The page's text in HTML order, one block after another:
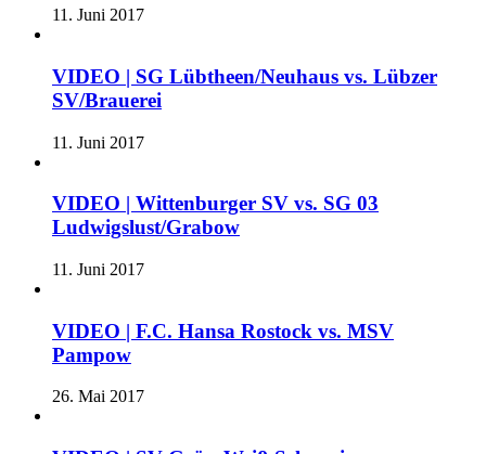
11. Juni 2017
VIDEO | SG Lübtheen/Neuhaus vs. Lübzer
SV/Brauerei
11. Juni 2017
VIDEO | Wittenburger SV vs. SG 03
Ludwigslust/Grabow
11. Juni 2017
VIDEO | F.C. Hansa Rostock vs. MSV
Pampow
26. Mai 2017